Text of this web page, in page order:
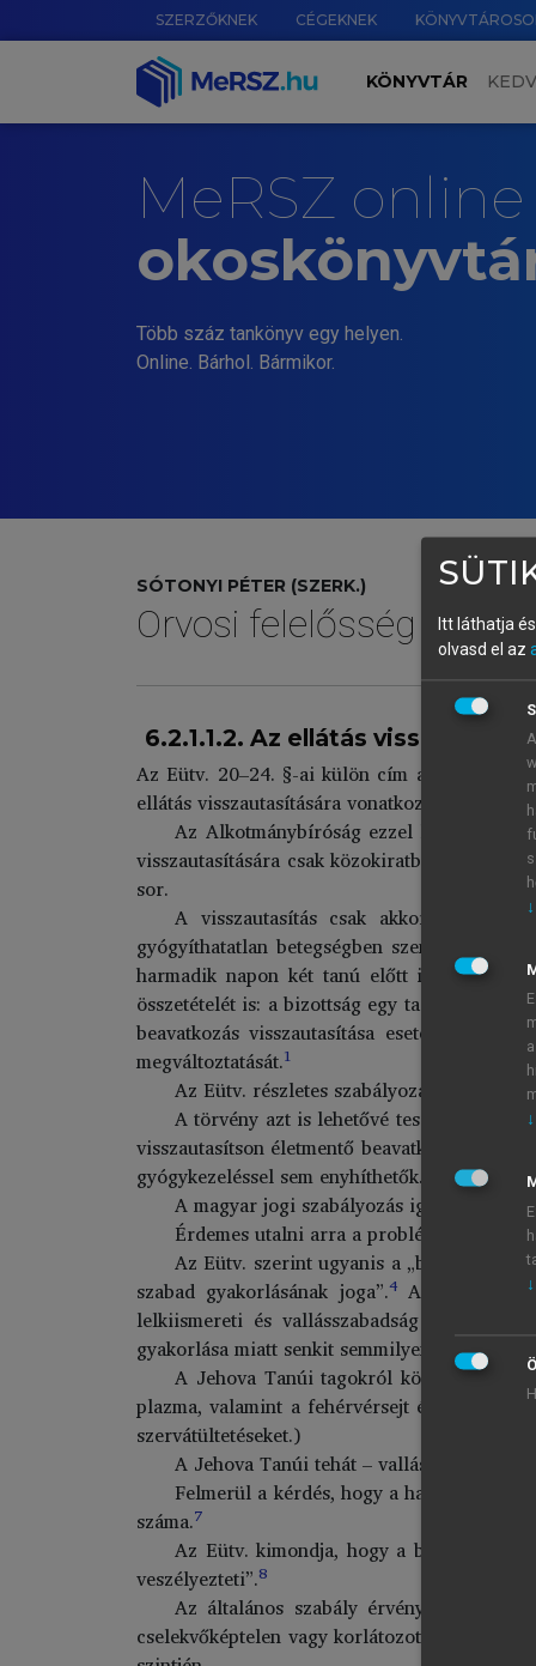
SZERZŐKNEK CÉGEKNEK
KÖNYVTÁR
MeRSZ online
Több száz tankönyv egy helyen.
Online. Bárhol. Bármikor.
SÓTONYI PÉTER (SZERK.)
Orvosi felelősség
6.2.1.1.2. Az ellátás
Az Eütv. 20–24. §-ai külön cím alatt
ellátás visszautasítására vonatkozó jogát az
Az Alkotmánybíróság ezzel
visszautasítására csak közokiratban vagy
sor.
A visszautasítás csak akkor
gyógyíthatatlan betegségben szenved és
harmadik napon két tanú előtt ismételten
összetételét is: a bizottság egy tagja a
beavatkozás visszautasítása esetén
megváltoztatását.1
Az Eütv. részletes szabályozást ad arra
A törvény azt is lehetővé teszi a belátási
visszautasítson életmentő beavatkozásokat,
gyógykezeléssel sem enyhíthetők.
A magyar jogi szabályozás igen részletes
Érdemes utalni arra a problémakörre,
Az Eütv. szerint ugyanis a „beteget
szabad gyakorlásának joga”.4A
lelkiismereti és vallásszabadság
gyakorlása miatt senkit semmilyen hátrány nem
A Jehova Tanúi tagokról köztudomású,
plazma, valamint a fehérvérsejt és
szervátültetéseket.)
A Jehova Tanúi tehát – vallási
Felmerül a kérdés, hogy a hatályos
száma.7
Az Eütv. kimondja, hogy a beteget
veszélyezteti”.8
Az általános szabály érvényesülését
cselekvőképtelen vagy korlátozottan
Itt láthatja
olvasd el az
↓
↓
↓